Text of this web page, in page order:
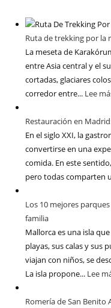
Ruta de trekking por la
La meseta de
entre Asia central y el
cortadas, glaciares
corredor entre... Lee
Restauración en
En el siglo XXI, la
convertirse en una
comida. En este
pero todas comparten
Los 10 mejores
familia
Mallorca es una isla
playas, sus calas y sus
viajan con niños, se
La isla propone... Lee
Romería de San Benito